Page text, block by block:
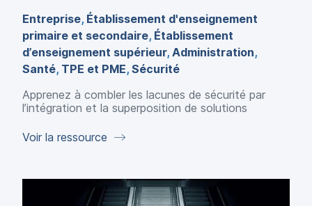
Entreprise, Établissement d'enseignement
primaire et secondaire, Établissement
d’enseignement supérieur, Administration,
Santé, TPE et PME, Sécurité
Apprenez à combler les lacunes de sécurité par
l’intégration et la superposition de solutions
Voir la ressource